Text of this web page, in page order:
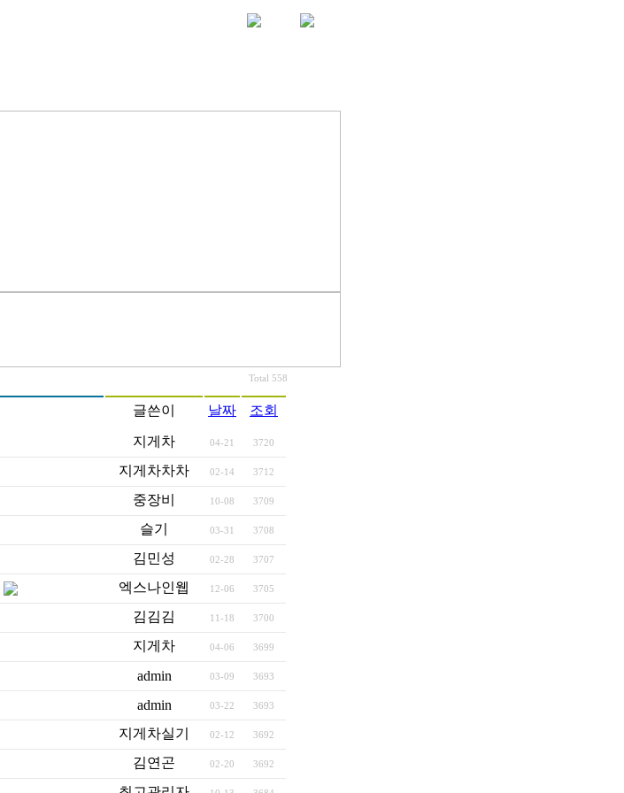
Total 558
글쓴이 날짜 조회
지게차 04-21 3720
지게차차차 02-14 3712
중장비 10-08 3709
슬기 03-31 3708
김민성 02-28 3707
엑스나인웹 12-06 3705
김김김 11-18 3700
지게차 04-06 3699
admin 03-09 3693
admin 03-22 3693
지게차실기 02-12 3692
김연곤 02-20 3692